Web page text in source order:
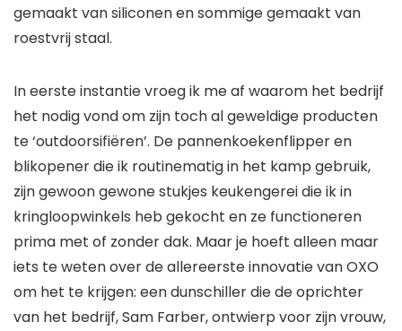
gemaakt van siliconen en sommige gemaakt van
roestvrij staal.
In eerste instantie vroeg ik me af waarom het bedrijf
het nodig vond om zijn toch al geweldige producten
te ‘outdoorsifiëren’. De pannenkoekenflipper en
blikopener die ik routinematig in het kamp gebruik,
zijn gewoon gewone stukjes keukengerei die ik in
kringloopwinkels heb gekocht en ze functioneren
prima met of zonder dak. Maar je hoeft alleen maar
iets te weten over de allereerste innovatie van OXO
om het te krijgen: een dunschiller die de oprichter
van het bedrijf, Sam Farber, ontwierp voor zijn vrouw,